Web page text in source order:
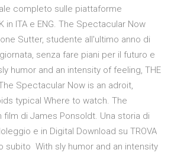
completo sulle piattaforme
in ITA e ENG. The Spectacular Now
Sutter, studente all'ultimo anno di
senza fare piani per il futuro e
humor and an intensity of feeling, THE
The Spectacular Now is an adroit,
typical Where to watch. The
film di James Ponsoldt. Una storia di
e in Digital Download su TROVA
subito With sly humor and an intensity